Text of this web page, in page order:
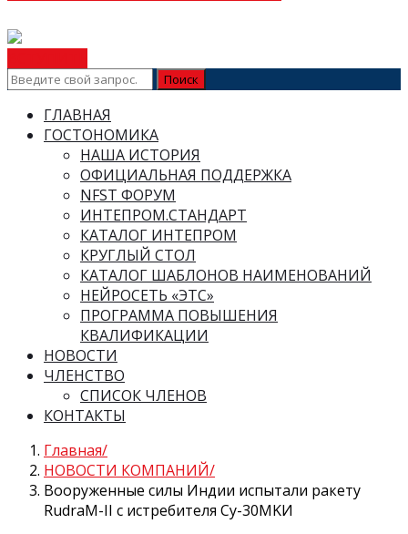
ГЛАВНАЯ
ГОСТОНОМИКА
НАША ИСТОРИЯ
ОФИЦИАЛЬНАЯ ПОДДЕРЖКА
NFST ФОРУМ
ИНТЕПРОМ.СТАНДАРТ
КАТАЛОГ ИНТЕПРОМ
КРУГЛЫЙ СТОЛ
КАТАЛОГ ШАБЛОНОВ НАИМЕНОВАНИЙ
НЕЙРОСЕТЬ «ЭТС»
ПРОГРАММА ПОВЫШЕНИЯ
КВАЛИФИКАЦИИ
НОВОСТИ
ЧЛЕНСТВО
СПИСОК ЧЛЕНОВ
КОНТАКТЫ
Главная
НОВОСТИ КОМПАНИЙ
Вооруженные силы Индии испытали ракету
RudraM-II с истребителя Су-30MKИ